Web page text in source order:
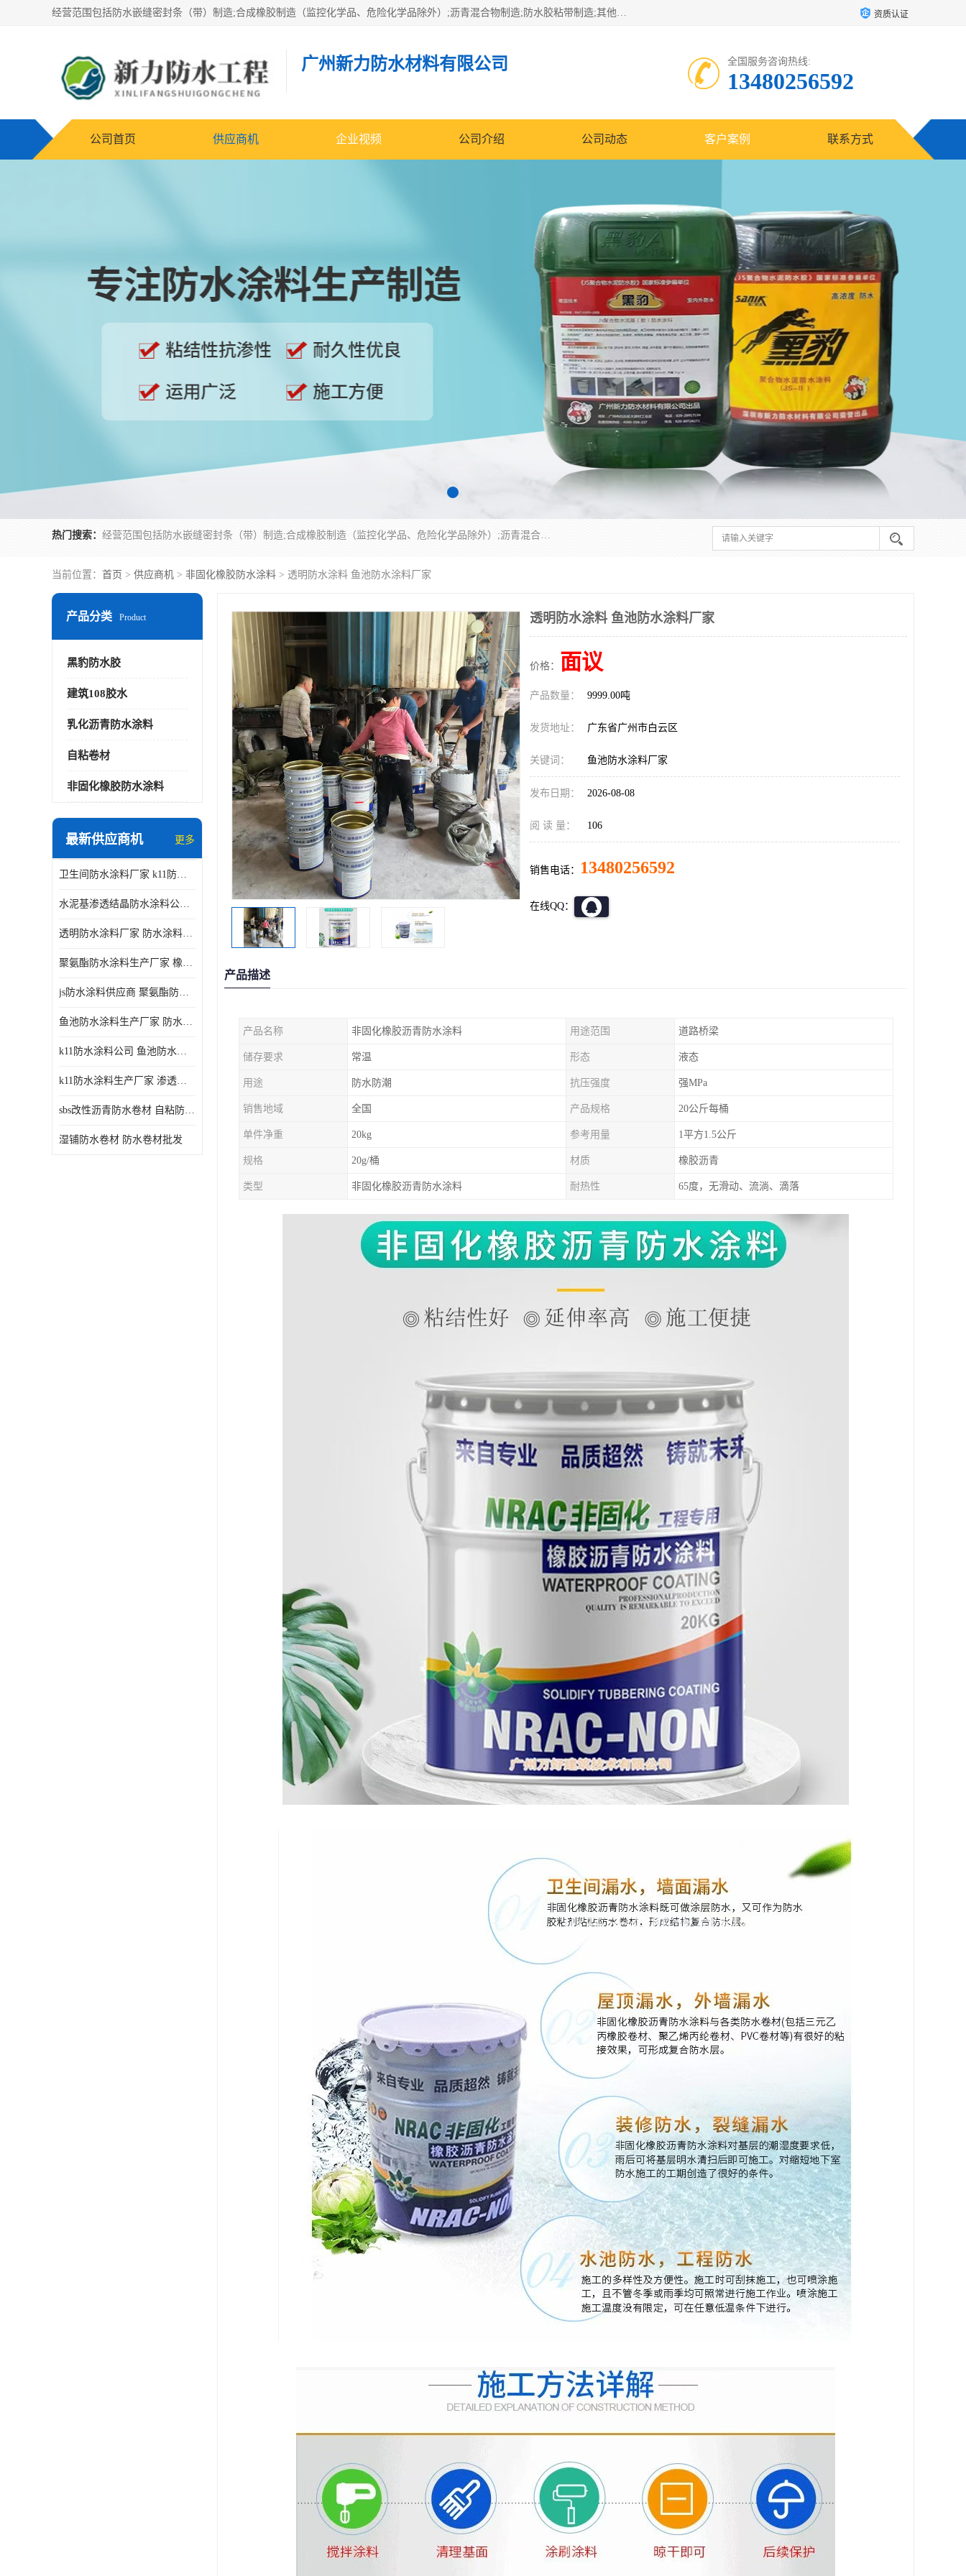
经营范围包括防水嵌缝密封条（带）制造;合成橡胶制造（监控化学品、危险化学品除外）;沥青混合物制造;防水胶粘带制造;其他合成材料制造（监控化学品、危险化学品除外）;涂料制造（监控化学品、危险化学品除外）;建筑结构防水补漏;防水建筑材料制造;粘合剂制造（监控化学品、危险化学品除外）;涂料零售;广州新力防水材料有限公司具有1处分支机构。 资质认证
广州新力防水材料有限公司 全国服务咨询热线:
13480256592
公司首页 供应商机 企业视频 公司介绍 公司动态 客户案例 联系方式
热门搜索： 经营范围包括防水嵌缝密封条（带）制造;合成橡胶制造（监控化学品、危险化学品除外）;沥青混合物制造;防水胶粘带制造;其他合成材料制造（监控化学品、危险化学品除外）;涂料制造（监控化学品、危险化学品除外）;建筑结构防水补漏;防水建筑材料制造;粘合剂制造（监控化学品、危险化学品除外）;涂料零售;广州新力防水材料有限公司具有1处分支机构。
当前位置： 首页 > 供应商机 > 非固化橡胶防水涂料 > 透明防水涂料 鱼池防水涂料厂家
产品分类 Product
黑豹防水胶
建筑108胶水
乳化沥青防水涂料
自粘卷材
非固化橡胶防水涂料
最新供应商机 更多
卫生间防水涂料厂家 k11防水涂料
水泥基渗透结晶防水涂料公司 室外防水涂料
透明防水涂料厂家 防水涂料屋顶
聚氨酯防水涂料生产厂家 橡胶沥青防水涂料
js防水涂料供应商 聚氨酯防水涂料
鱼池防水涂料生产厂家 防水涂料
k11防水涂料公司 鱼池防水涂料
k11防水涂料生产厂家 渗透结晶防水涂料
sbs改性沥青防水卷材 自粘防水卷材厂家
湿铺防水卷材 防水卷材批发
透明防水涂料 鱼池防水涂料厂家
价格： 面议
产品数量： 9999.00吨
发货地址： 广东省广州市白云区
关键词： 鱼池防水涂料厂家
发布日期： 2026-08-08
阅 读 量： 106
销售电话： 13480256592
在线QQ：
产品描述
产品名称 非固化橡胶沥青防水涂料 用途范围 道路桥梁
储存要求 常温 形态 液态
用途 防水防潮 抗压强度 强MPa
销售地域 全国 产品规格 20公斤每桶
单件净重 20kg 参考用量 1平方1.5公斤
规格 20g/桶 材质 橡胶沥青
类型 非固化橡胶沥青防水涂料 耐热性 65度，无滑动、流淌、滴落